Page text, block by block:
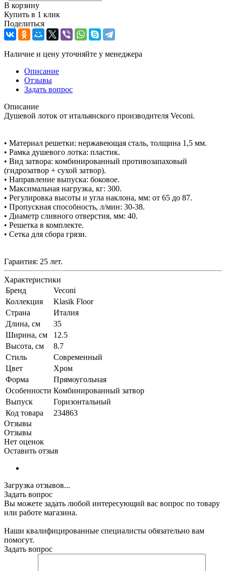
В корзину
Купить в 1 клик
Поделиться
Наличие и цену уточняйте у менеджера
Описание
Отзывы
Задать вопрос
Описание
Душевой лоток от итальянского производителя Veconi.
• Материал решетки: нержавеющая сталь, толщина 1,5 мм.
• Рамка душевого лотка: пластик.
• Вид затвора: комбинированный противозапаховый
(гидрозатвор + сухой затвор).
• Направление выпуска: боковое.
• Максимальная нагрузка, кг: 300.
• Регулировка высоты и угла наклона, мм: от 65 до 87.
• Пропускная способность, л/мин: 30-38.
• Диаметр сливного отверстия, мм: 40.
• Решетка в комплекте.
• Сетка для сбора грязи.
Гарантия: 25 лет.
Характеристики
Бренд
Veconi
Коллекция
Klasik Floor
Страна
Италия
Длина, см
35
Ширина, см
12.5
Высота, см
8.7
Стиль
Современный
Цвет
Хром
Форма
Прямоугольная
Особенности Комбинированный затвор
Выпуск
Горизонтальный
Код товара
234863
Отзывы
Отзывы
Нет оценок
Оставить отзыв
Загрузка отзывов...
Задать вопрос
Вы можете задать любой интересующий вас вопрос по товару
или работе магазина.
Наши квалифицированные специалисты обязательно вам
помогут.
Задать вопрос